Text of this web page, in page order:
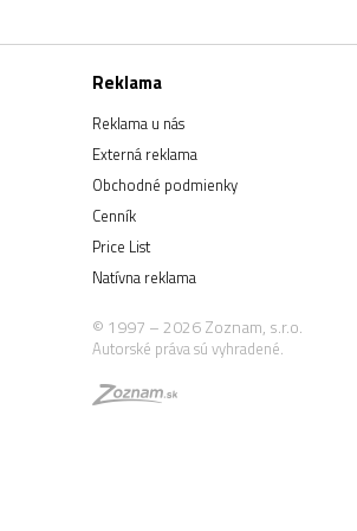
Reklama
Reklama u nás
Externá reklama
Obchodné podmienky
Cenník
Price List
Natívna reklama
© 1997 – 2026 Zoznam, s.r.o.
Autorské práva sú vyhradené.